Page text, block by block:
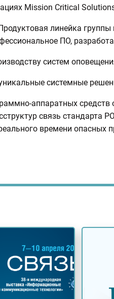
Mission Critical
линейка
ПО,
систем
системные
аппаратных средств
связь стандарта
времени опасных